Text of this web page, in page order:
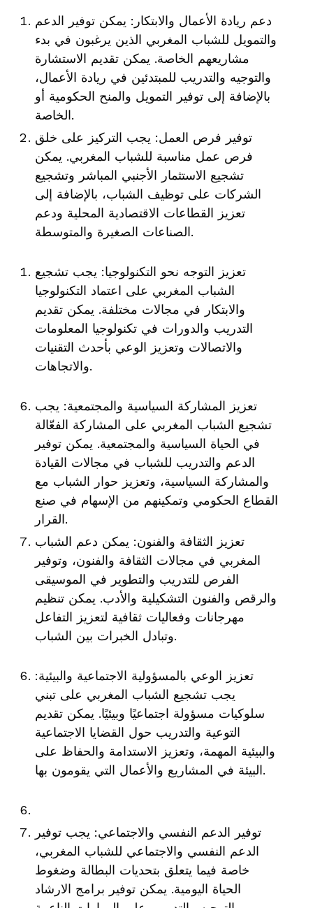
دعم ريادة الأعمال والابتكار: يمكن توفير الدعم
والتمويل للشباب المغربي الذين يرغبون في بدء
مشاريعهم الخاصة. يمكن تقديم الاستشارة
والتوجيه والتدريب للمبتدئين في ريادة الأعمال،
بالإضافة إلى توفير التمويل والمنح الحكومية أو
الخاصة.
توفير فرص العمل: يجب التركيز على خلق
فرص عمل مناسبة للشباب المغربي. يمكن
تشجيع الاستثمار الأجنبي المباشر وتشجيع
الشركات على توظيف الشباب، بالإضافة إلى
تعزيز القطاعات الاقتصادية المحلية ودعم
الصناعات الصغيرة والمتوسطة.
تعزيز التوجه نحو التكنولوجيا: يجب تشجيع
الشباب المغربي على اعتماد التكنولوجيا
والابتكار في مجالات مختلفة. يمكن تقديم
التدريب والدورات في تكنولوجيا المعلومات
والاتصالات وتعزيز الوعي بأحدث التقنيات
والاتجاهات.
تعزيز المشاركة السياسية والمجتمعية: يجب
تشجيع الشباب المغربي على المشاركة الفعّالة
في الحياة السياسية والمجتمعية. يمكن توفير
الدعم والتدريب للشباب في مجالات القيادة
والمشاركة السياسية، وتعزيز حوار الشباب مع
القطاع الحكومي وتمكينهم من الإسهام في صنع
القرار.
تعزيز الثقافة والفنون: يمكن دعم الشباب
المغربي في مجالات الثقافة والفنون، وتوفير
الفرص للتدريب والتطوير في الموسيقى
والرقص والفنون التشكيلية والأدب. يمكن تنظيم
مهرجانات وفعاليات ثقافية لتعزيز التفاعل
وتبادل الخبرات بين الشباب.
تعزيز الوعي بالمسؤولية الاجتماعية والبيئية:
يجب تشجيع الشباب المغربي على تبني
سلوكيات مسؤولة اجتماعيًا وبيئيًا. يمكن تقديم
التوعية والتدريب حول القضايا الاجتماعية
والبيئية المهمة، وتعزيز الاستدامة والحفاظ على
البيئة في المشاريع والأعمال التي يقومون بها.
توفير الدعم النفسي والاجتماعي: يجب توفير
الدعم النفسي والاجتماعي للشباب المغربي،
خاصة فيما يتعلق بتحديات البطالة وضغوط
الحياة اليومية. يمكن توفير برامج الارشاد